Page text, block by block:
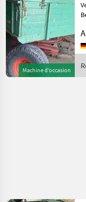
Machine d’occasion
à